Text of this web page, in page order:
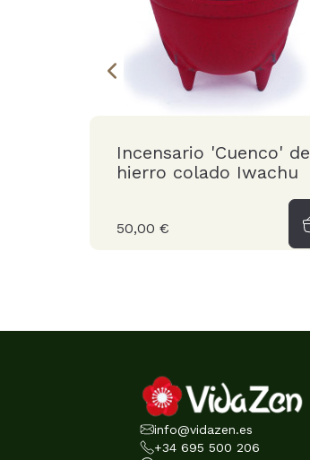
Incensario 'Cuenco' de
hierro colado Iwachu
50,00 €
info@vidazen.es
+34 695 500 206